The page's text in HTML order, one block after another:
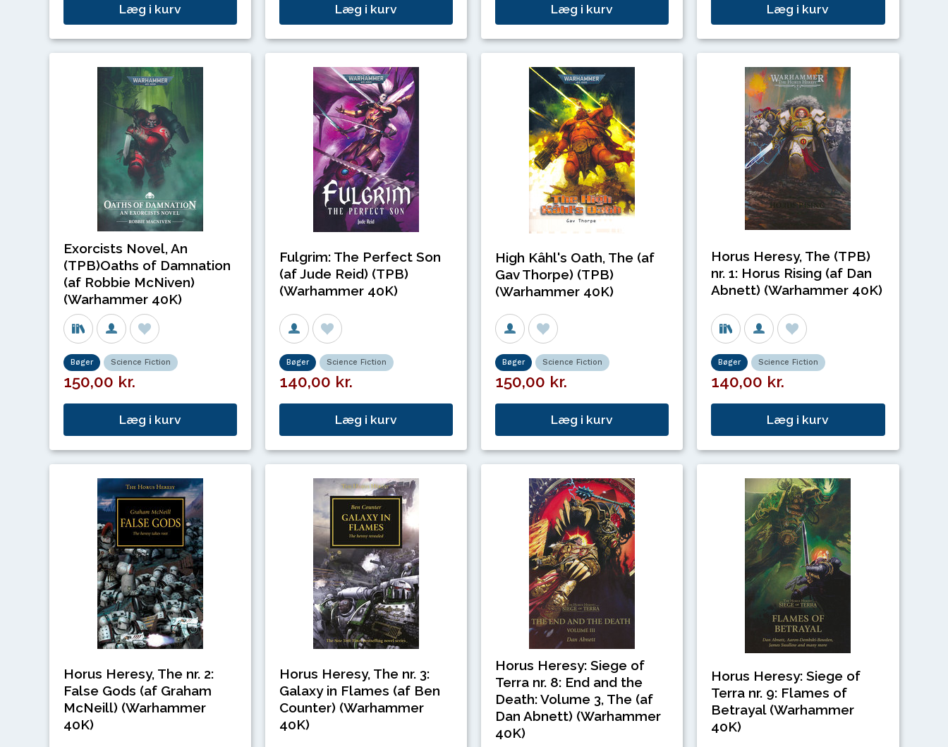
Læg i kurv Læg i kurv Læg i kurv Læg i kurv
Exorcists Novel, An
(TPB)Oaths of Damnation
(af Robbie McNiven)
(Warhammer 40K)
Bøger Science Fiction
150,00 kr.
Læg i kurv
Fulgrim: The Perfect Son
(af Jude Reid) (TPB)
(Warhammer 40K)
Bøger Science Fiction
140,00 kr.
Læg i kurv
High Kâhl's Oath, The (af
Gav Thorpe) (TPB)
(Warhammer 40K)
Bøger Science Fiction
150,00 kr.
Læg i kurv
Horus Heresy, The (TPB)
nr. 1: Horus Rising (af Dan
Abnett) (Warhammer 40K)
Bøger Science Fiction
140,00 kr.
Læg i kurv
Horus Heresy, The nr. 2:
False Gods (af Graham
McNeill) (Warhammer
40K)
Horus Heresy, The nr. 3:
Galaxy in Flames (af Ben
Counter) (Warhammer
40K)
Horus Heresy: Siege of
Terra nr. 8: End and the
Death: Volume 3, The (af
Dan Abnett) (Warhammer
40K)
Horus Heresy: Siege of
Terra nr. 9: Flames of
Betrayal (Warhammer
40K)